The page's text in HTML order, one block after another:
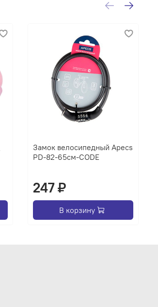
Замок велосипедный Apecs
PD-82-65см-CODE
247 ₽
В корзину